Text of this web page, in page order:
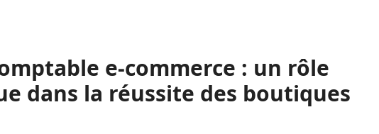
e-commerce : un rôle
dans la réussite des boutiques